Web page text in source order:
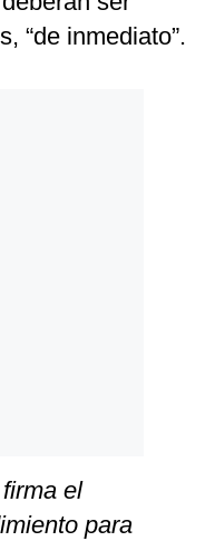
“de inmediato”.
el
para